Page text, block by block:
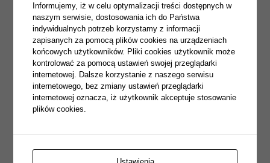
Informujemy, iż w celu optymalizacji treści dostępnych w
naszym serwisie, dostosowania ich do Państwa
indywidualnych potrzeb korzystamy z informacji
zapisanych za pomocą plików cookies na urządzeniach
końcowych użytkowników. Pliki cookies użytkownik może
kontrolować za pomocą ustawień swojej przeglądarki
internetowej. Dalsze korzystanie z naszego serwisu
internetowego, bez zmiany ustawień przeglądarki
internetowej oznacza, iż użytkownik akceptuje stosowanie
plików cookies.
Ustawienia